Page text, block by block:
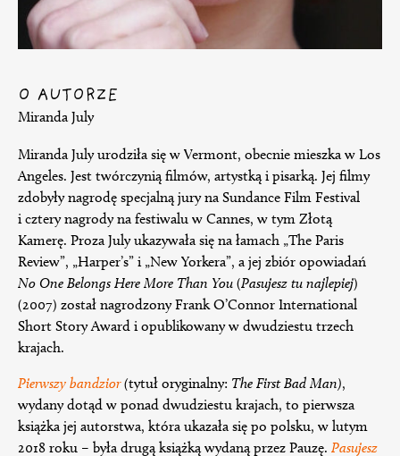
O AUTORZE
Miranda July
Miranda July urodziła się w Vermont, obecnie mieszka w Los
Angeles. Jest twórczynią filmów, artystką i pisarką. Jej filmy
zdobyły nagrodę specjalną jury na Sundance Film Festival
i cztery nagrody na festiwalu w Cannes, w tym Złotą
Kamerę. Proza July ukazywała się na łamach „The Paris
Review”, „Harper’s” i „New Yorkera”, a jej zbiór opowiadań
No One Belongs Here More Than You (Pasujesz tu najlepiej)
(2007) został nagrodzony Frank O’Connor International
Short Story Award i opublikowany w dwudziestu trzech
krajach.
Pierwszy bandzior(tytuł oryginalny: The First Bad Man),
wydany dotąd w ponad dwudziestu krajach, to pierwsza
książka jej autorstwa, która ukazała się po polsku, w lutym
2018 roku – była drugą książką wydaną przez Pauzę. Pasujesz